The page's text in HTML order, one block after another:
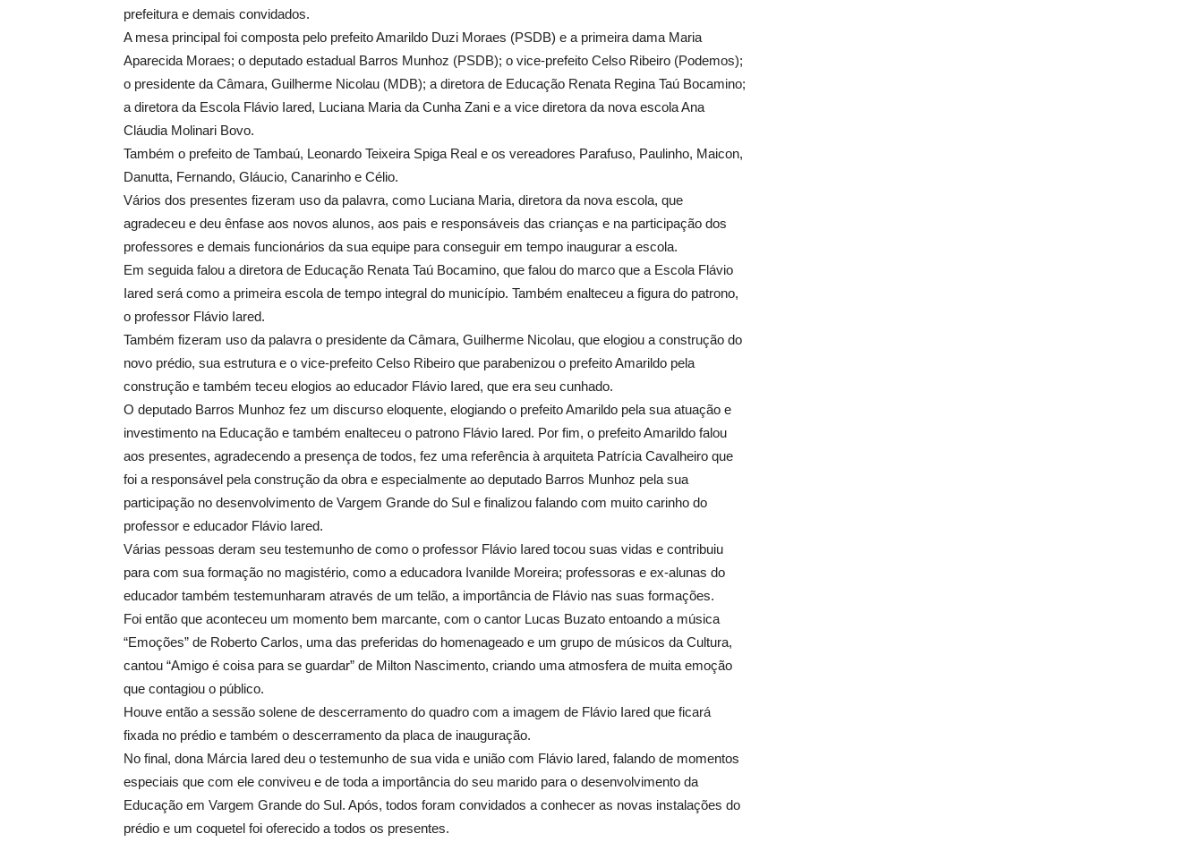
prefeitura e demais convidados.
A mesa principal foi composta pelo prefeito Amarildo Duzi Moraes (PSDB) e a primeira dama Maria
Aparecida Moraes; o deputado estadual Barros Munhoz (PSDB); o vice-prefeito Celso Ribeiro (Podemos);
o presidente da Câmara, Guilherme Nicolau (MDB); a diretora de Educação Renata Regina Taú Bocamino;
a diretora da Escola Flávio Iared, Luciana Maria da Cunha Zani e a vice diretora da nova escola Ana
Cláudia Molinari Bovo.
Também o prefeito de Tambaú, Leonardo Teixeira Spiga Real e os vereadores Parafuso, Paulinho, Maicon,
Danutta, Fernando, Gláucio, Canarinho e Célio.
Vários dos presentes fizeram uso da palavra, como Luciana Maria, diretora da nova escola, que
agradeceu e deu ênfase aos novos alunos, aos pais e responsáveis das crianças e na participação dos
professores e demais funcionários da sua equipe para conseguir em tempo inaugurar a escola.
Em seguida falou a diretora de Educação Renata Taú Bocamino, que falou do marco que a Escola Flávio
Iared será como a primeira escola de tempo integral do município. Também enalteceu a figura do patrono,
o professor Flávio Iared.
Também fizeram uso da palavra o presidente da Câmara, Guilherme Nicolau, que elogiou a construção do
novo prédio, sua estrutura e o vice-prefeito Celso Ribeiro que parabenizou o prefeito Amarildo pela
construção e também teceu elogios ao educador Flávio Iared, que era seu cunhado.
O deputado Barros Munhoz fez um discurso eloquente, elogiando o prefeito Amarildo pela sua atuação e
investimento na Educação e também enalteceu o patrono Flávio Iared. Por fim, o prefeito Amarildo falou
aos presentes, agradecendo a presença de todos, fez uma referência à arquiteta Patrícia Cavalheiro que
foi a responsável pela construção da obra e especialmente ao deputado Barros Munhoz pela sua
participação no desenvolvimento de Vargem Grande do Sul e finalizou falando com muito carinho do
professor e educador Flávio Iared.
Várias pessoas deram seu testemunho de como o professor Flávio Iared tocou suas vidas e contribuiu
para com sua formação no magistério, como a educadora Ivanilde Moreira; professoras e ex-alunas do
educador também testemunharam através de um telão, a importância de Flávio nas suas formações.
Foi então que aconteceu um momento bem marcante, com o cantor Lucas Buzato entoando a música
“Emoções” de Roberto Carlos, uma das preferidas do homenageado e um grupo de músicos da Cultura,
cantou “Amigo é coisa para se guardar” de Milton Nascimento, criando uma atmosfera de muita emoção
que contagiou o público.
Houve então a sessão solene de descerramento do quadro com a imagem de Flávio Iared que ficará
fixada no prédio e também o descerramento da placa de inauguração.
No final, dona Márcia Iared deu o testemunho de sua vida e união com Flávio Iared, falando de momentos
especiais que com ele conviveu e de toda a importância do seu marido para o desenvolvimento da
Educação em Vargem Grande do Sul. Após, todos foram convidados a conhecer as novas instalações do
prédio e um coquetel foi oferecido a todos os presentes.